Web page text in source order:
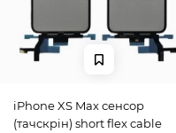
iPhone XS Max сенсор
(тачскрін) short flex cable